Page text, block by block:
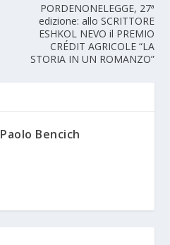
PORDENONELEGGE, 27ª
edizione: allo SCRITTORE
ESHKOL NEVO il PREMIO
CRÉDIT AGRICOLE “LA
STORIA IN UN ROMANZO”
Paolo Bencich